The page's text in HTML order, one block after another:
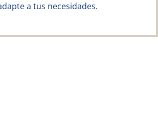
a tus necesidades.